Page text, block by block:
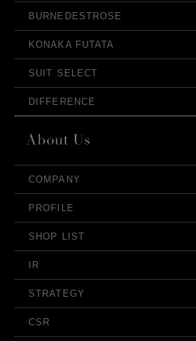
BURNEDESTROSE
KONAKA FUTATA
SUIT SELECT
DIFFERENCE
COMPANY
PROFILE
SHOP LIST
IR
STRATEGY
CSR